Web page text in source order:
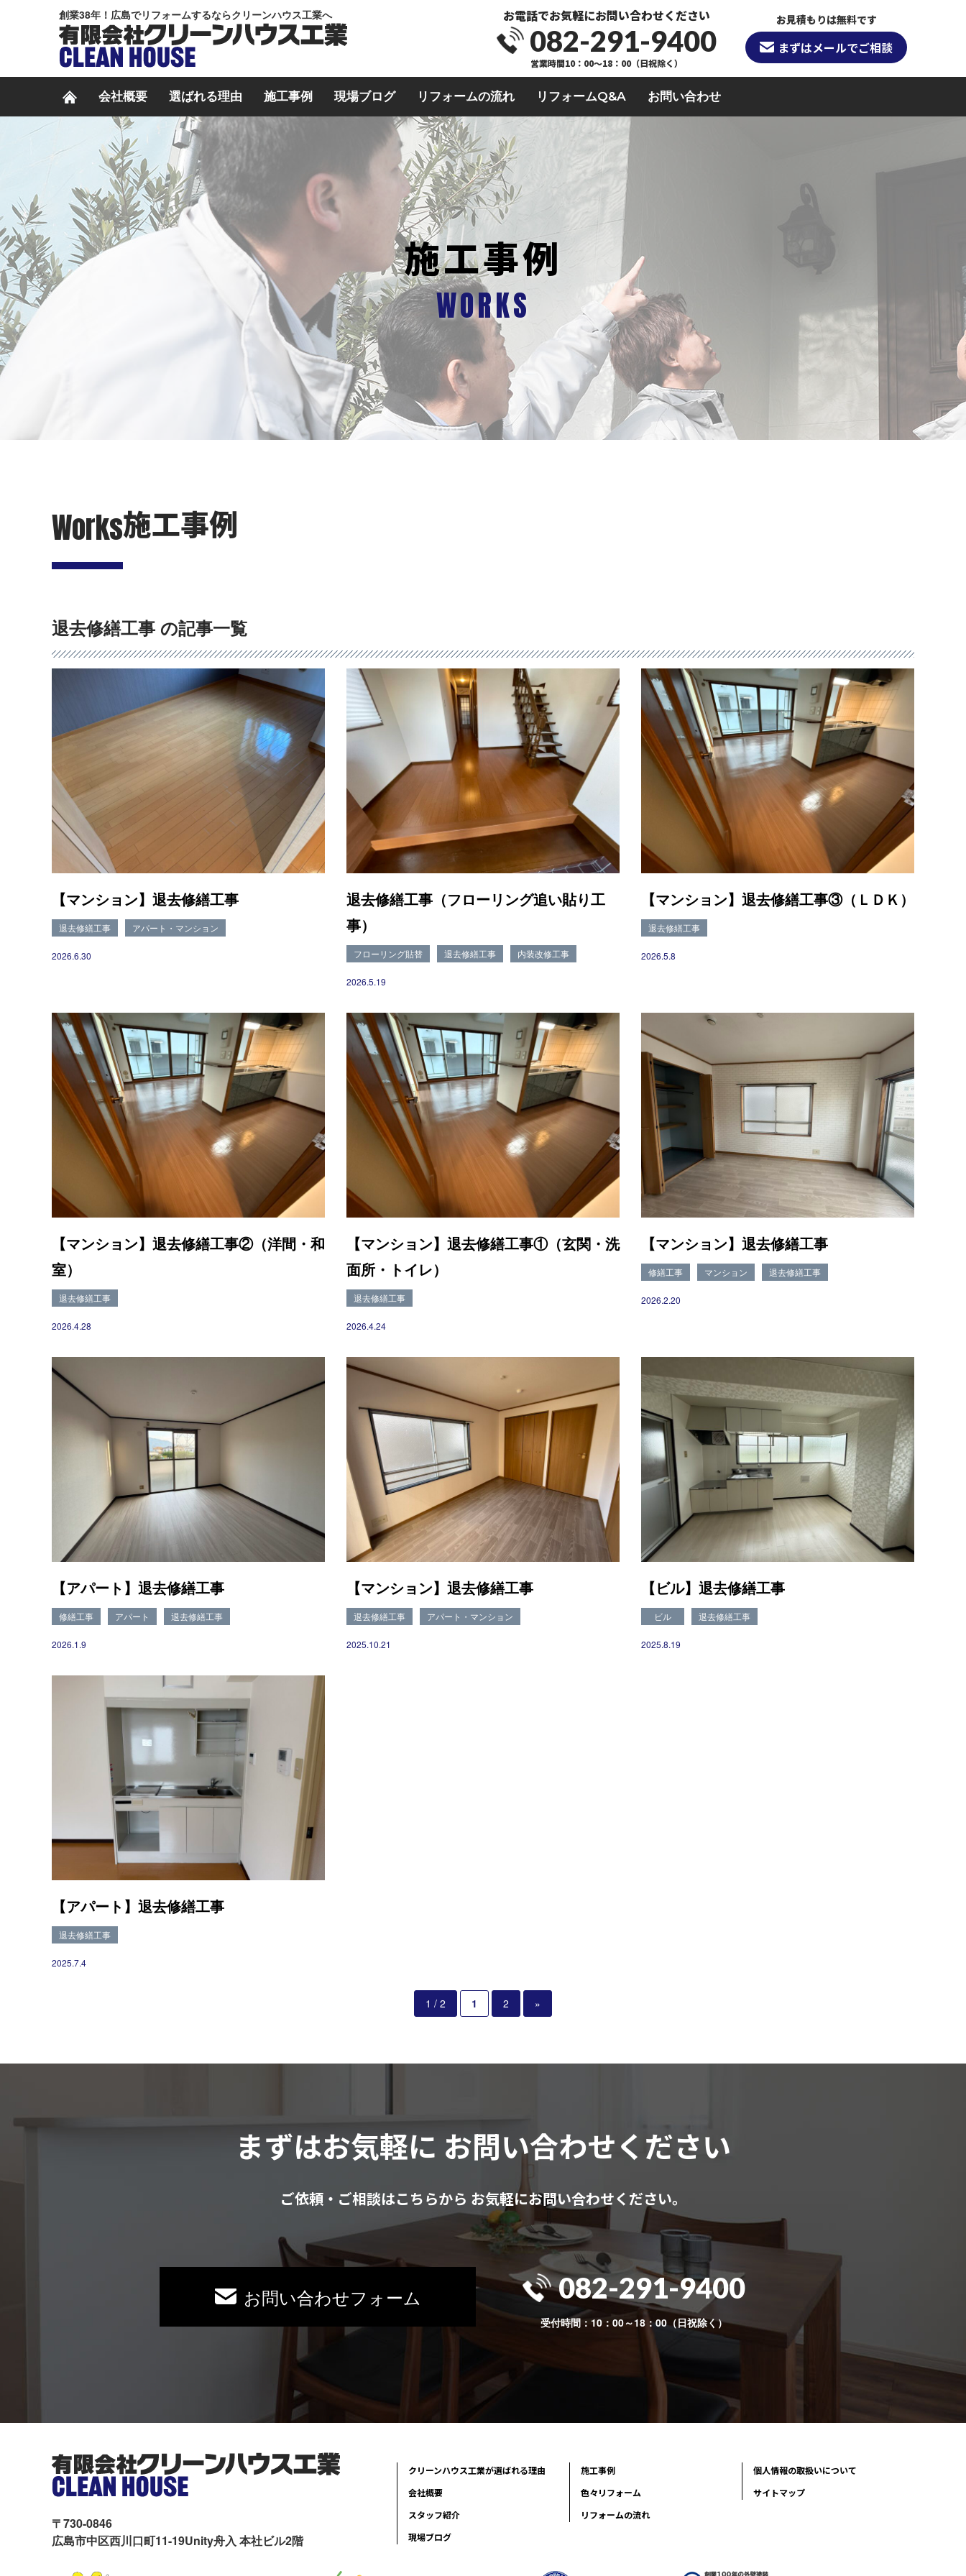
創業38年！広島でリフォームするならクリーンハウス工業へ お電話でお気軽にお問い合わせください
082-291-9400
営業時間10：00～18：00（日祝除く）
お見積もりは無料です
まずはメールでご相談
会社概要 選ばれる理由 施工事例 現場ブログ リフォームの流れ リフォームQ&A お問い合わせ
施工事例
WORKS
Works施工事例
退去修繕工事 の記事一覧
【マンション】退去修繕工事
退去修繕工事 アパート・マンション
2026.6.30
退去修繕工事（フローリング追い貼り工
事）
フローリング貼替 退去修繕工事 内装改修工事
2026.5.19
【マンション】退去修繕工事③（ＬＤＫ）
退去修繕工事
2026.5.8
【マンション】退去修繕工事②（洋間・和
室）
退去修繕工事
2026.4.28
【マンション】退去修繕工事①（玄関・洗
面所・トイレ）
退去修繕工事
2026.4.24
【マンション】退去修繕工事
修繕工事 マンション 退去修繕工事
2026.2.20
【アパート】退去修繕工事
修繕工事 アパート 退去修繕工事
2026.1.9
【マンション】退去修繕工事
退去修繕工事 アパート・マンション
2025.10.21
【ビル】退去修繕工事
ビル 退去修繕工事
2025.8.19
【アパート】退去修繕工事
退去修繕工事
2025.7.4
1 / 2 1 2 »
まずはお気軽に お問い合わせください
ご依頼・ご相談はこちらから お気軽にお問い合わせください。
お問い合わせフォーム 082-291-9400
受付時間：10：00～18：00（日祝除く）
〒730-0846
広島市中区西川口町11-19Unity舟入 本社ビル2階
クリーンハウス工業が選ばれる理由
会社概要
スタッフ紹介
現場ブログ
施工事例
色々リフォーム
リフォームの流れ
個人情報の取扱いについて
サイトマップ